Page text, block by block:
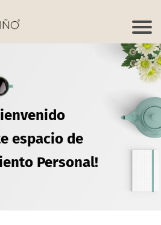
espacio de
Personal!